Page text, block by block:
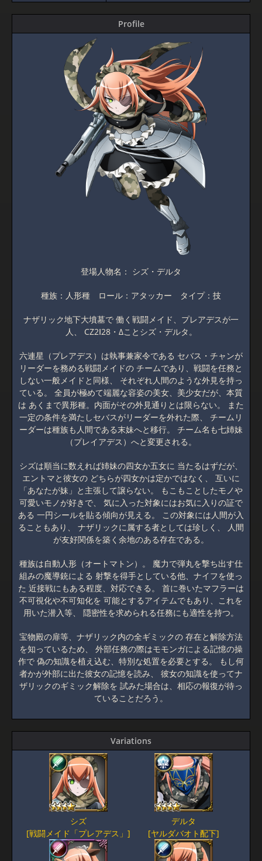
Profile
登場人物名： シズ・デルタ
種族：人形種 ロール：アタッカー タイプ：技
ナザリック地下大墳墓で 働く戦闘メイド、プレアデスが一
人、 CZ2Ⅰ28・Δことシズ・デルタ。
六連星（プレアデス）は執事兼家令である セバス・チャンが
リーダーを務める戦闘メイドの チームであり、戦闘を任務と
しない一般メイドと同様、 それぞれ人間のような外見を持っ
ている。 全員が極めて端麗な容姿の美女、美少女だが、本質
は あくまで異形種。内面がその外見通りとは限らない。 また
一定の条件を満たしセバスがリーダーを外れた際、 チームリ
ーダーは種族も人間である末妹へと移行。 チーム名も七姉妹
（プレイアデス）へと変更される。
シズは順当に数えれば姉妹の四女か五女に 当たるはずだが、
エントマと彼女の どちらが四女かは定かではなく、 互いに
「あなたが妹」と主張して譲らない。 もこもことしたモノや
可愛いモノが好きで、 気に入った対象にはお気に入りの証で
ある 一円シールを貼る傾向が見える。 この対象には人間が入
ることもあり、 ナザリックに属する者としては珍しく、 人間
が友好関係を築く余地のある存在である。
種族は自動人形（オートマトン）。 魔力で弾丸を撃ち出す仕
組みの魔導銃による 射撃を得手としている他、ナイフを使っ
た 近接戦にもある程度、対応できる。 首に巻いたマフラーは
不可視化や不可知化を 可能とするアイテムでもあり、これを
用いた潜入等、 隠密性を求められる任務にも適性を持つ。
宝物殿の扉等、ナザリック内の全ギミックの 存在と解除方法
を知っているため、 外部任務の際はモモンガによる記憶の操
作で 偽の知識を植え込む、特別な処置を必要とする。 もし何
者かが外部に出た彼女の記憶を読み、 彼女の知識を使ってナ
ザリックのギミック解除を 試みた場合は、相応の報復が待っ
ていることだろう。
Variations
シズ
[戦闘メイド「プレアデス」]
デルタ
[ヤルダバオト配下]